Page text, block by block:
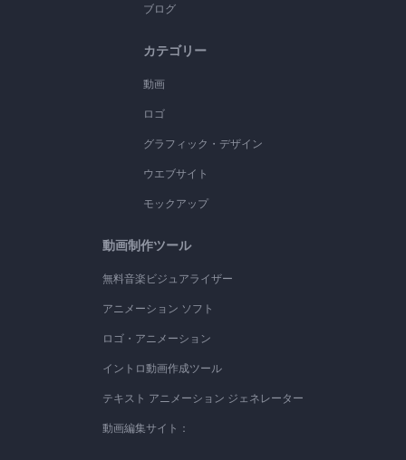
ブログ
カテゴリー
動画
ロゴ
グラフィック・デザイン
ウエブサイト
モックアップ
動画制作ツール
無料音楽ビジュアライザー
アニメーション ソフト
ロゴ・アニメーション
イントロ動画作成ツール
テキスト アニメーション ジェネレーター
動画編集サイト：